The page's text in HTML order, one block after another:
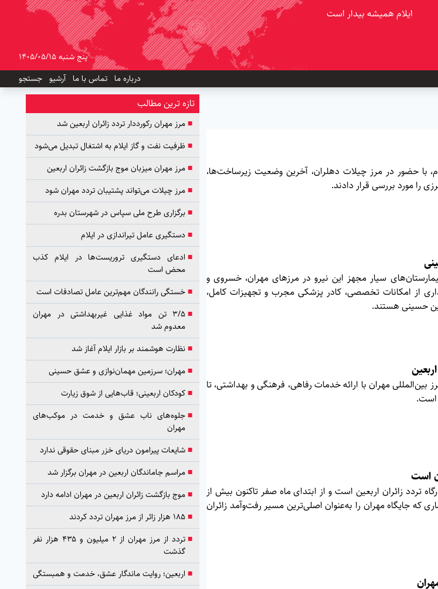
ایلام همیشه بیدار است
پنج شنبه 1405/05/15
درباره ما تماس با ما آرشیو جستجو
با حضور در مرز چیلات دهلران، آخرین وضعیت زیرساخت‌ها،
را مورد بررسی قرار دادند.
سیار مجهز این نیرو در مرزهای مهران، خسروی و
از امکانات تخصصی، کادر پزشکی مجرب و تجهیزات کامل،
حسینی هستند.
مهران با ارائه خدمات رفاهی، فرهنگی و بهداشتی، تا
است.
است
تردد زائران اربعین است و از ابتدای ماه صفر تاکنون بیش از
آماری که جایگاه مهران را به‌عنوان اصلی‌ترین مسیر رفت‌وآمد زائران
تازه ترین مطالب
■مرز مهران رکورددار تردد زائران اربعین شد
■ظرفیت نفت و گاز ایلام به اشتغال تبدیل می‌شود
■مرز مهران میزبان موج بازگشت زائران اربعین
■مرز چیلات می‌تواند پشتیبان تردد مهران شود
■برگزاری طرح ملی سپاس در شهرستان بدره
■دستگیری عامل تیراندازی در ایلام
■ ادعای دستگیری تروریست‌ها در ایلام کذب
محض است
■خستگی رانندگان مهم‌ترین عامل تصادفات است
■
۳/۵ تن مواد غذایی غیربهداشتی در مهران
معدوم شد
■نظارت هوشمند بر بازار ایلام آغاز شد
■مهران؛ سرزمین مهمان‌نوازی و عشق حسینی
■کودکان اربعینی؛ قاب‌هایی از شوق زیارت
■جلوه‌های ناب عشق و خدمت در موکب‌های
مهران
■شایعات پیرامون دریای خزر مبنای حقوقی ندارد
■مراسم جاماندگان اربعین در مهران برگزار شد
■موج بازگشت زائران اربعین در مهران ادامه دارد
■۱۸۵ هزار زائر از مرز مهران تردد کردند
■
تردد از مرز مهران از ۲ میلیون و ۴۳۵ هزار نفر
گذشت
■ اربعین؛ روایت ماندگار عشق، خدمت و همبستگی